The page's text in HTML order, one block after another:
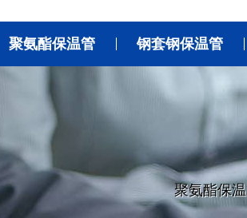
聚氨酯保温管 钢套钢保温管
聚氨酯保